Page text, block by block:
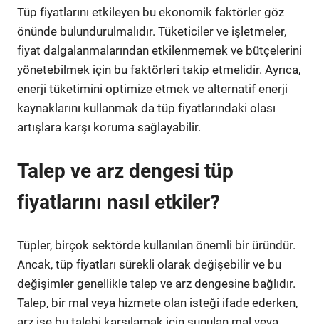
Tüp fiyatlarını etkileyen bu ekonomik faktörler göz
önünde bulundurulmalıdır. Tüketiciler ve işletmeler,
fiyat dalgalanmalarından etkilenmemek ve bütçelerini
yönetebilmek için bu faktörleri takip etmelidir. Ayrıca,
enerji tüketimini optimize etmek ve alternatif enerji
kaynaklarını kullanmak da tüp fiyatlarındaki olası
artışlara karşı koruma sağlayabilir.
Talep ve arz dengesi tüp
fiyatlarını nasıl etkiler?
Tüpler, birçok sektörde kullanılan önemli bir üründür.
Ancak, tüp fiyatları sürekli olarak değişebilir ve bu
değişimler genellikle talep ve arz dengesine bağlıdır.
Talep, bir mal veya hizmete olan isteği ifade ederken,